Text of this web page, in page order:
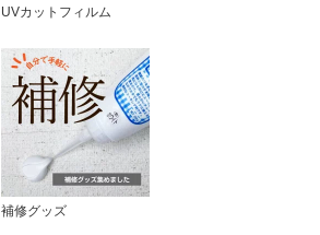
UVカットフィルム
補修グッズ